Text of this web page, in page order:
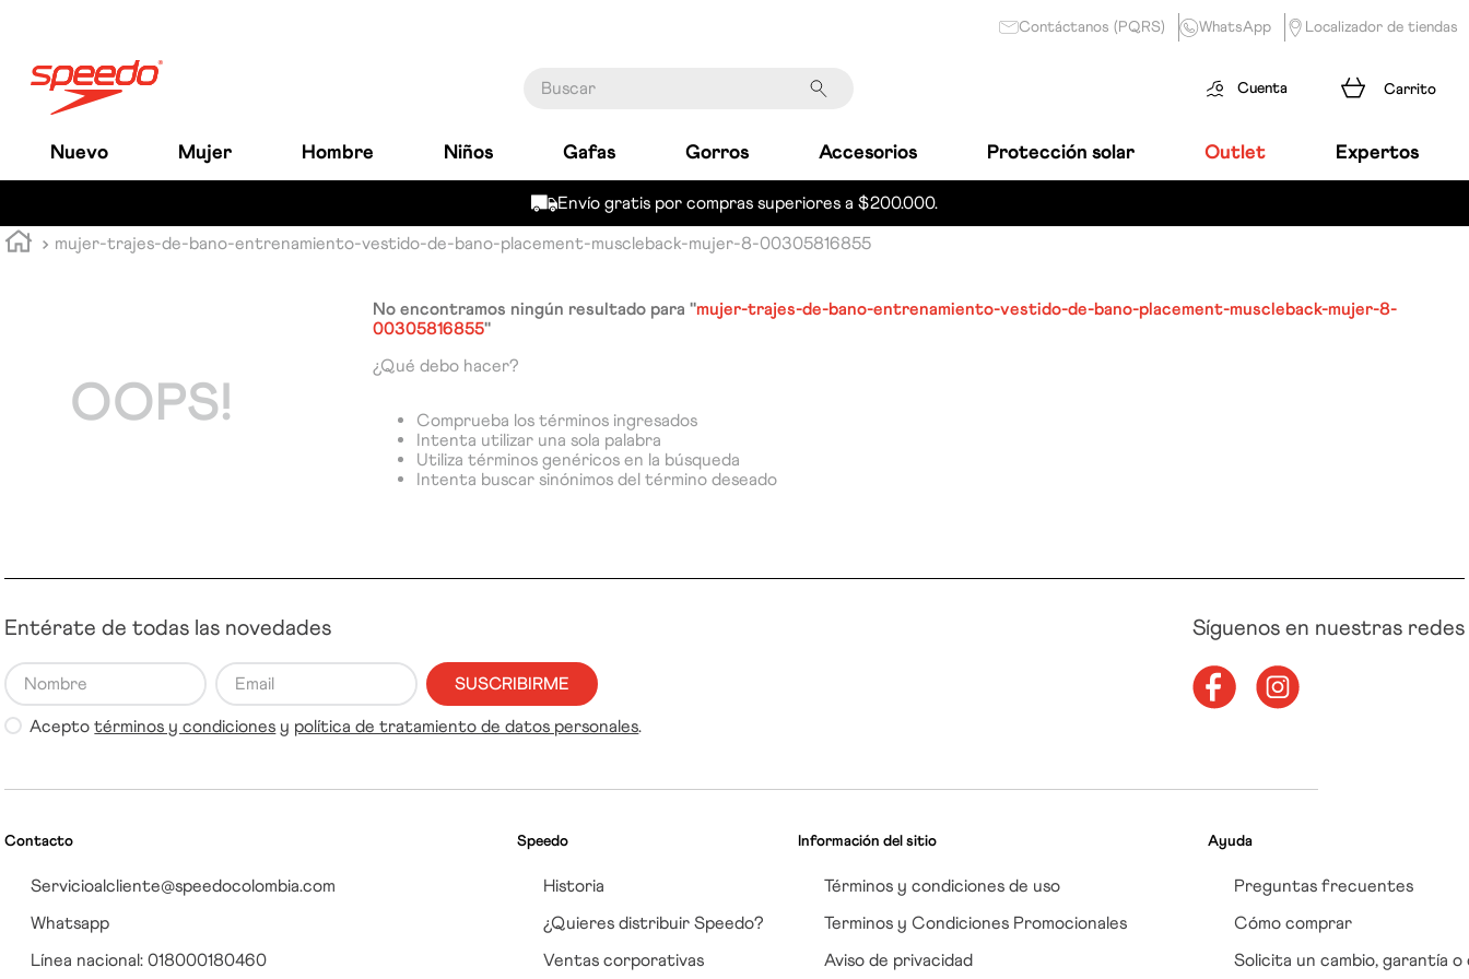
Contáctanos (PQRS) WhatsApp Localizador de tiendas
Cuenta
Nuevo Mujer Hombre Niños Gafas Gorros Accesorios Protección solar Outlet Expertos
Envío gratis por compras superiores a $200.000.
mujer-trajes-de-bano-entrenamiento-vestido-de-bano-placement-muscleback-mujer-8-00305816855
OOPS!
No encontramos ningún resultado para "mujer-trajes-de-bano-entrenamiento-vestido-de-bano-placement-muscleback-mujer-8-
00305816855"
¿Qué debo hacer?
Comprueba los términos ingresados
Intenta utilizar una sola palabra
Utiliza términos genéricos en la búsqueda
Intenta buscar sinónimos del término deseado
Entérate de todas las novedades
SUSCRIBIRME
Aceptotérminos y condiciones y política de tratamiento de datos personales.
Síguenos en nuestras redes
Contacto
Servicioalcliente@speedocolombia.com
Whatsapp
Línea nacional: 018000180460
Speedo
Historia
¿Quieres distribuir Speedo?
Ventas corporativas
Información del sitio
Términos y condiciones de uso
Terminos y Condiciones Promocionales
Aviso de privacidad
Ayuda
Preguntas frecuentes
Cómo comprar
Solicita un cambio, garantía o